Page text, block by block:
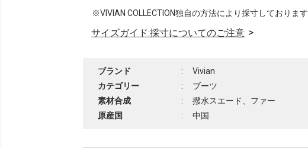
※VIVIAN COLLECTION独自の方法により採寸しております
サイズガイド:採寸についてのご注意
ブランド :
Vivian
カテゴリー
:
ブーツ
素材合成
:
撥水スエード、ファー
原産国
: 中国